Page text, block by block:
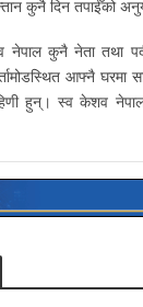
कुनै दिन तपाईँको
नेपाल कुनै नेता तथा
आफ्नै घरमा
हुन्। स्व केशव